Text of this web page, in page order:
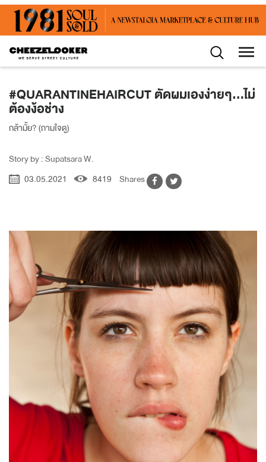
#QUARANTINEHAIRCUT ตัดผมเองง่ายๆ...ไม่
ต้องง้อช่าง
กล้ามั้ย? (ถามใจดู)
Story by : Supatsara W.
03.05.2021
8419 Shares